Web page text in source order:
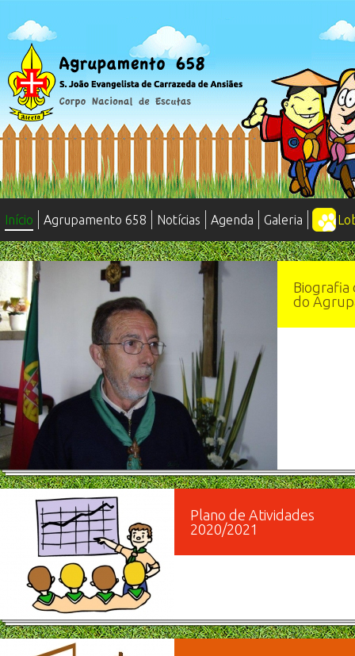
Início Agrupamento 658 Notícias Agenda Galeria
Biografia
do
Plano de Atividades
2020/2021